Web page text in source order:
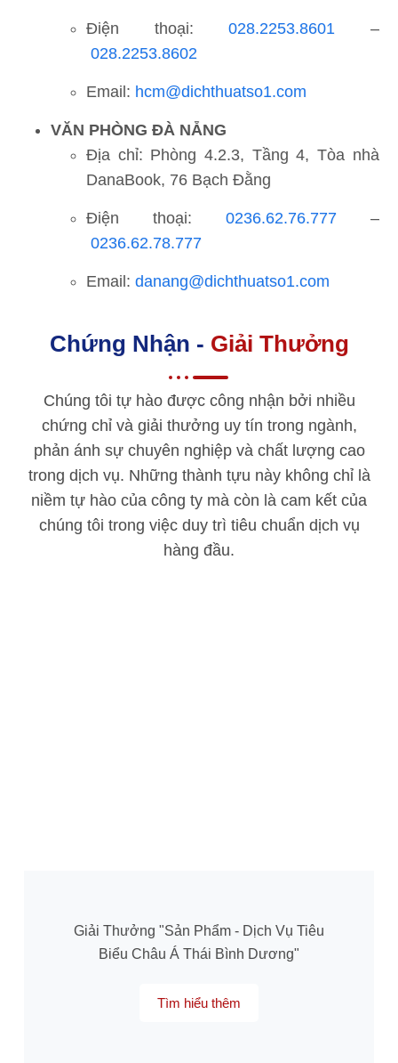
Điện thoại:028.2253.8601 –
028.2253.8602
Email: hcm@dichthuatso1.com
VĂN PHÒNG ĐÀ NẴNG
Địa chỉ: Phòng 4.2.3, Tầng 4, Tòa nhà
DanaBook, 76 Bạch Đằng
Điện thoại: 0236.62.76.777–
0236.62.78.777
Email: danang@dichthuatso1.com
Chứng Nhận - Giải Thưởng
Chúng tôi tự hào được công nhận bởi nhiều
chứng chỉ và giải thưởng uy tín trong ngành,
phản ánh sự chuyên nghiệp và chất lượng cao
trong dịch vụ. Những thành tựu này không chỉ là
niềm tự hào của công ty mà còn là cam kết của
chúng tôi trong việc duy trì tiêu chuẩn dịch vụ
hàng đầu.
Giải Thưởng "Sản Phẩm - Dịch Vụ Tiêu
Biểu Châu Á Thái Bình Dương"
Tìm hiểu thêm